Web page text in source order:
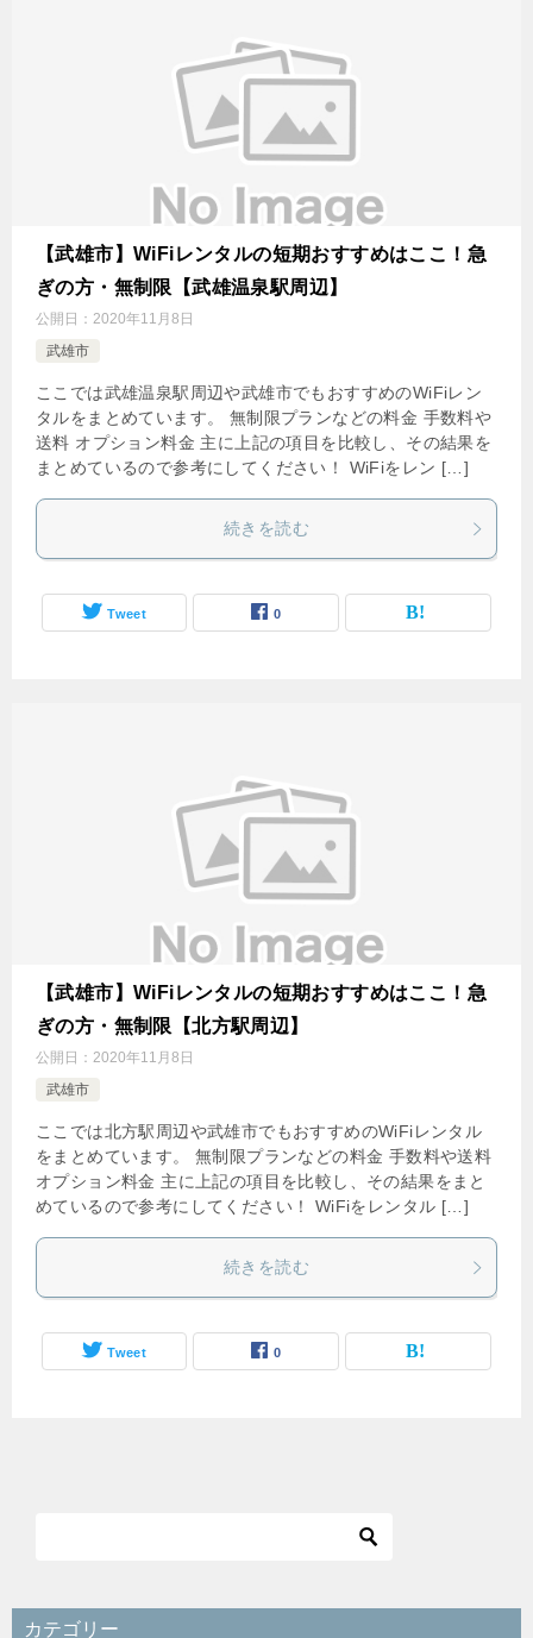
【武雄市】WiFiレンタルの短期おすすめはここ！急
ぎの方・無制限【武雄温泉駅周辺】
公開日： 2020年11月8日
武雄市
ここでは武雄温泉駅周辺や武雄市でもおすすめのWiFiレン
タルをまとめています。 無制限プランなどの料金 手数料や
送料 オプション料金 主に上記の項目を比較し、その結果を
まとめているので参考にしてください！ WiFiをレン […]
続きを読む
Tweet 0
【武雄市】WiFiレンタルの短期おすすめはここ！急
ぎの方・無制限【北方駅周辺】
公開日： 2020年11月8日
武雄市
ここでは北方駅周辺や武雄市でもおすすめのWiFiレンタル
をまとめています。 無制限プランなどの料金 手数料や送料
オプション料金 主に上記の項目を比較し、その結果をまと
めているので参考にしてください！ WiFiをレンタル […]
続きを読む
Tweet 0
カテゴリー